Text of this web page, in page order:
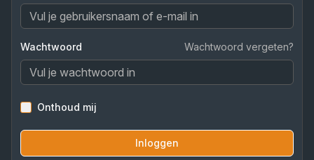
Wachtwoord Wachtwoord vergeten?
Onthoud mij
Inloggen